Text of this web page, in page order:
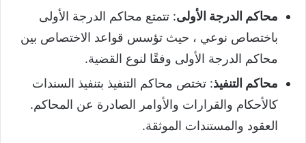
محاكم الدرجة الأولى: تتمتع محاكم الدرجة الأولى
باختصاص نوعي ، حيث تؤسس قواعد الاختصاص بين
محاكم الدرجة الأولى وفقًا لنوع القضية.
محاكم التنفيذ: تختص محاكم التنفيذ بتنفيذ السندات
كالأحكام والقرارات والأوامر الصادرة عن المحاكم.
العقود والمستندات الموثقة.